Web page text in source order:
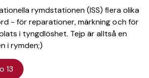
rymdstationen (ISS) flera olika
- för reparationer, märkning och för
i tyngdlöshet. Tejp är alltså en
i rymden;)
13